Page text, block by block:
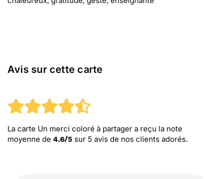
Avis sur cette carte
La carte Un merci coloré à partager a reçu la note
moyenne de 4.6/5 sur 5 avis de nos clients adorés.